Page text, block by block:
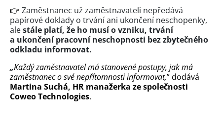
👉 Zaměstnanec už zaměstnavateli nepředává
papírové doklady o trvání ani ukončení neschopenky,
alestále platí, že ho musí o vzniku, trvání
a ukončení pracovní neschopnosti bez zbytečného
odkladu informovat.
„Každý zaměstnavatel má stanovené postupy, jak má
zaměstnanec o své nepřítomnostiinformovat,” dodává
Martina Suchá, HR manažerka ze společnosti
Coweo Technologies.